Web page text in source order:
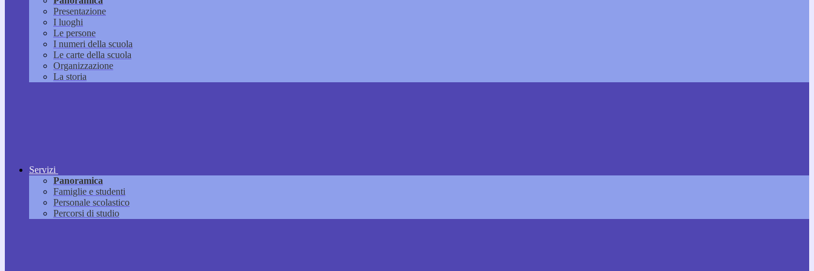
Presentazione
I luoghi
Le persone
I numeri della scuola
Le carte della scuola
Organizzazione
La storia
Servizi
Panoramica
Famiglie e studenti
Personale scolastico
Percorsi di studio